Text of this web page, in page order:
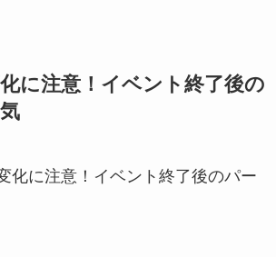
に注意！イベント終了後の
化に注意！イベント終了後のパー